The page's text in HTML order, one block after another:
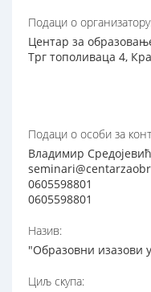
Подаци о
Центар за
Трг тополиваца 4,
Подаци о особи за
Владимир Средојевић
0605598801
0605598801
Назив:
"Образовни изазови
Циљ скупа: